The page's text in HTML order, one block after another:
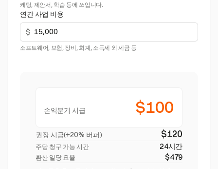
케팅, 제안서, 학습 등에 쓰입니다.
연간 사업 비용
$
소프트웨어, 보험, 장비, 회계, 소득세 외 세금 등
손익분기 시급 $100
권장 시급(+20% 버퍼) $120
주당 청구 가능 시간 24시간
환산 일당 요율 $479